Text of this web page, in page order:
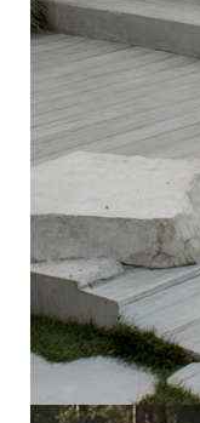
ландшафтному
создающая
сады с
Мы объединяем
инженерный
подбор
участок был
оставался
постоянного
Продуманные
любого размера,
пространства
02